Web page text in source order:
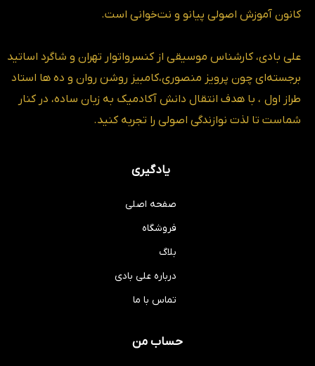
کانون آموزش اصولی پیانو و نت‌خوانی است.
علی بادی، کارشناس موسیقی از کنسرواتوار تهران و شاگرد اساتید
برجسته‌ای چون پرویز منصوری،کامبیز روشن روان و ده ها استاد
طراز اول ، با هدف انتقال دانش آکادمیک به زبان ساده، در کنار
شماست تا لذت نوازندگی اصولی را تجربه کنید.
یادگیری
صفحه اصلی
فروشگاه
بلاگ
درباره علی بادی
تماس با ما
حساب من